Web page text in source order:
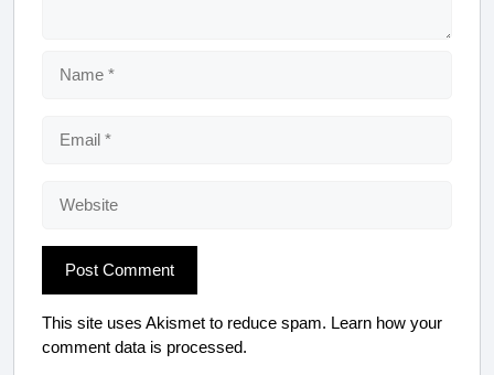
This site uses Akismet to reduce spam. Learn how your
comment data is processed.